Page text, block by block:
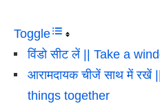
Toggle
विंडो सीट लें || Take a
आरामदायक चीजें साथ में रखें
things together